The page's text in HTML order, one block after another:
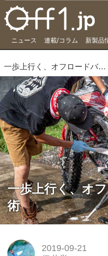
ニュース 連載/コラム 新製品
一歩上行く、オフロードバイク洗車術
一歩上行く、オ
術
2019-09-21